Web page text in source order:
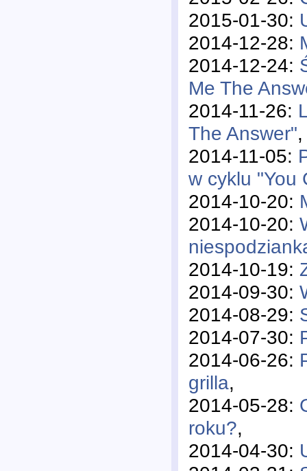
2015-01-30:
2014-12-28:
2014-12-24:
Me The
2014-11-26:
The Answer",
2014-11-05:
w cyklu "You
2014-10-20:
2014-10-20:
2014-10-19:
2014-09-30:
2014-08-29:
2014-07-30:
2014-06-26:
grilla,
2014-05-28:
roku?,
2014-04-30: